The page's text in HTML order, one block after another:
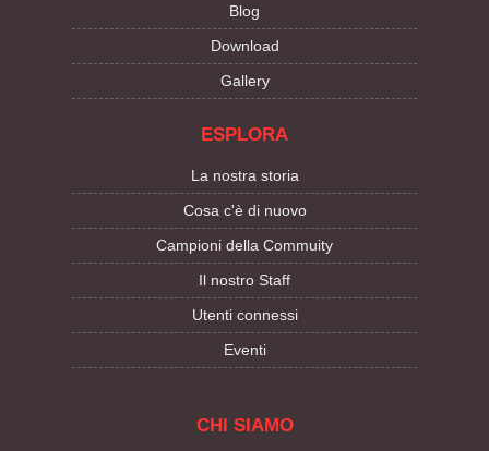
Blog
Download
Gallery
ESPLORA
La nostra storia
Cosa c'è di nuovo
Campioni della Commuity
Il nostro Staff
Utenti connessi
Eventi
CHI SIAMO